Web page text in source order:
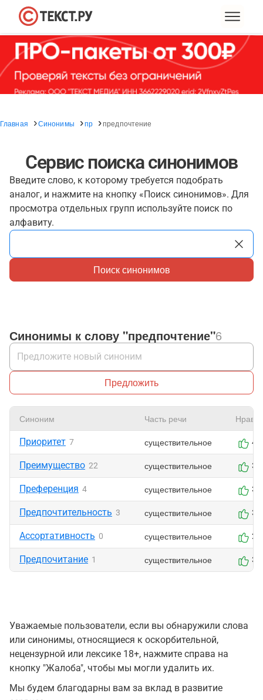
Главная Синонимы пр предпочтение
Сервис поиска синонимов
Введите слово, к которому требуется подобрать
аналог, и нажмите на кнопку «Поиск синонимов». Для
просмотра отдельных групп используйте поиск по
алфавиту.
Поиск синонимов
Синонимы к слову "предпочтение"6
Предложить
Синоним Часть речи
Приоритет 7 существительное 4
Преимущество 22 существительное 3
Преференция 4 существительное 3
Предпочтительность 3 существительное 3
Ассортативность 0 существительное 2
Предпочитание 1 существительное 3
Уважаемые пользователи, если вы обнаружили слова
или синонимы, относящиеся к оскорбительной,
нецензурной или лексике 18+, нажмите справа на
кнопку "Жалоба", чтобы мы могли удалить их.
Мы будем благодарны вам за вклад в развитие